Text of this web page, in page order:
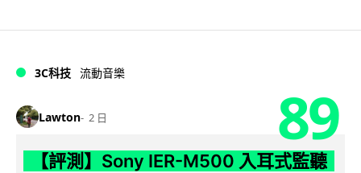
3C科技 流動音樂
Lawton 2 日 89
【評測】Sony IER-M500 入耳式監聽